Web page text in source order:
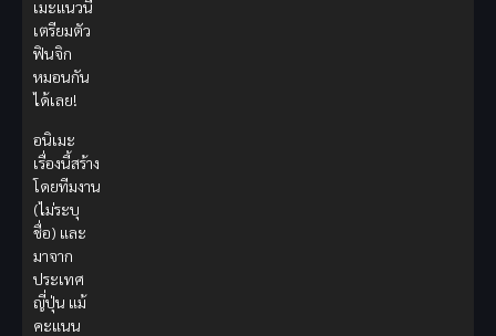
เมะแนวนี้
เตรียมตัว
ฟินจิก
หมอนกัน
ได้เลย!
อนิเมะ
เรื่องนี้สร้าง
โดยทีมงาน
(ไม่ระบุ
ชื่อ) และ
มาจาก
ประเทศ
ญี่ปุ่น แม้
คะแนน